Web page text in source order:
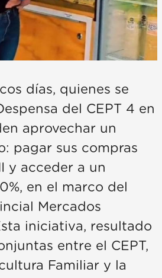
días, quienes se
del CEPT 4 en
aprovechar un
pagar sus compras
y acceder a un
en el marco del
Mercados
iniciativa, resultado
entre el CEPT,
Familiar y la